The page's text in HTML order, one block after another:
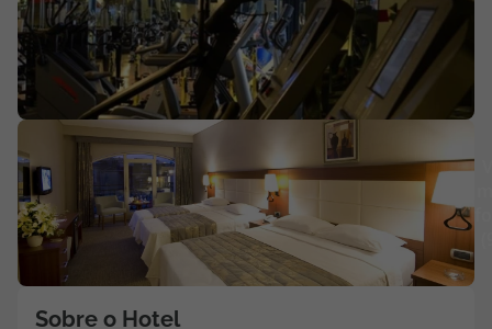
Área de Cliente
Agências
Contactos
Apoio ao cliente em Portugal
218 925 471
Sobre o Hotel